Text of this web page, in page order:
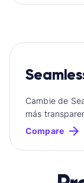
Cambie de
más
Compare